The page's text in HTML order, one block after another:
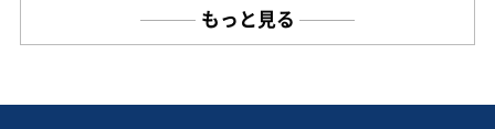
もっと見る